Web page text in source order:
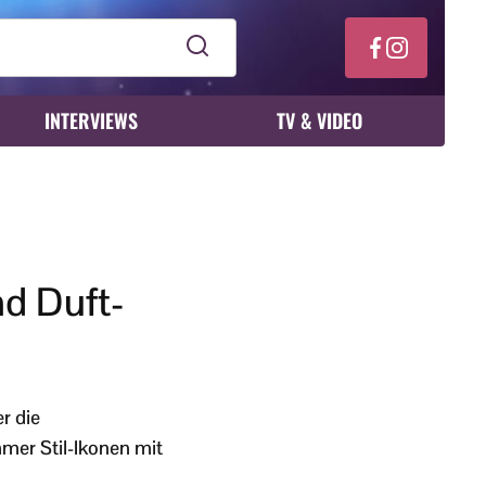
INTERVIEWS TV & VIDEO
Duft-
die
Stil-Ikonen mit